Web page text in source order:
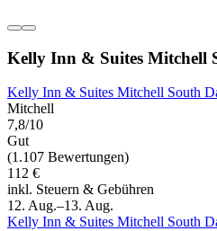
Kelly Inn & Suites Mitchell
Kelly Inn & Suites Mitchell South
Mitchell
7,8/10
Gut
(1.107 Bewertungen)
112 €
inkl. Steuern & Gebühren
12. Aug.–13. Aug.
Kelly Inn & Suites Mitchell South